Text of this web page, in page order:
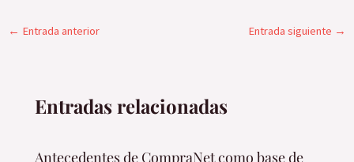
← Entrada anterior Entrada siguiente →
Entradas relacionadas
Antecedentes de CompraNet como base de